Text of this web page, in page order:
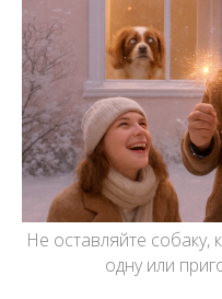
Не оставляйте
одну или